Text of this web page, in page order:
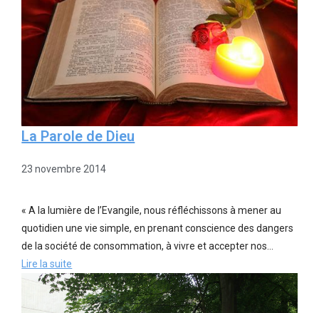
La Parole de Dieu
23 novembre 2014
« A la lumière de l’Evangile, nous réfléchissons à mener au
quotidien une vie simple, en prenant conscience des dangers
de la société de consommation, à vivre et accepter nos…
Lire la suite